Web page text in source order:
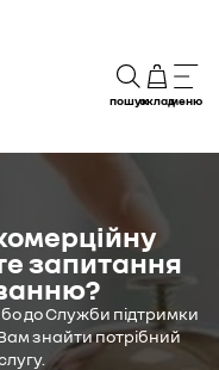
пошукскладменю
запитання
до Служби підтримки
знайти потрібний